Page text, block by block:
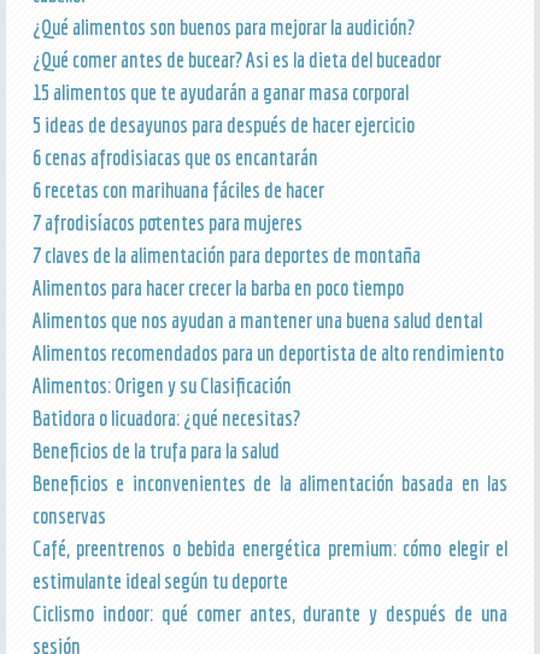
¿Qué alimentos son buenos para mejorar la audición?
¿Qué comer antes de bucear? Asi es la dieta del buceador
15 alimentos que te ayudarán a ganar masa corporal
5 ideas de desayunos para después de hacer ejercicio
6 cenas afrodisiacas que os encantarán
6 recetas con marihuana fáciles de hacer
7 afrodisíacos potentes para mujeres
7 claves de la alimentación para deportes de montaña
Alimentos para hacer crecer la barba en poco tiempo
Alimentos que nos ayudan a mantener una buena salud dental
Alimentos recomendados para un deportista de alto rendimiento
Alimentos: Origen y su Clasificación
Batidora o licuadora: ¿qué necesitas?
Beneficios de la trufa para la salud
Beneficios e inconvenientes de la alimentación basada en las
conservas
Café, preentrenos o bebida energética premium: cómo elegir el
estimulante ideal según tu deporte
Ciclismo indoor: qué comer antes, durante y después de una
sesión